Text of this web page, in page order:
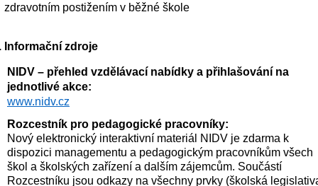
zdravotním postižením v běžné škole
Informační zdroje
NIDV – přehled vzdělávací nabídky a přihlašování na
jednotlivé akce:
www.nidv.cz
Rozcestník pro pedagogické pracovníky:
Nový elektronický interaktivní materiál NIDV je zdarma k
dispozici managementu a pedagogickým pracovníkům všech
škol a školských zařízení a dalším zájemcům. Součástí
Rozcestníku jsou odkazy na všechny prvky (školská